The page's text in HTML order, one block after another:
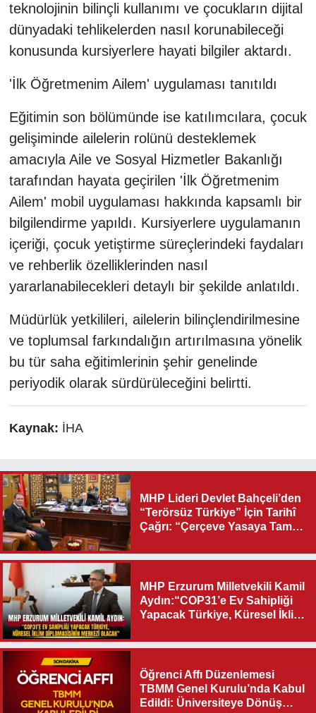
teknolojinin bilinçli kullanımı ve çocukların dijital
dünyadaki tehlikelerden nasıl korunabileceği
konusunda kursiyerlere hayati bilgiler aktardı.
'İlk Öğretmenim Ailem' uygulaması tanıtıldı
Eğitimin son bölümünde ise katılımcılara, çocuk
gelişiminde ailelerin rolünü desteklemek
amacıyla Aile ve Sosyal Hizmetler Bakanlığı
tarafından hayata geçirilen 'İlk Öğretmenim
Ailem' mobil uygulaması hakkında kapsamlı bir
bilgilendirme yapıldı. Kursiyerlere uygulamanın
içeriği, çocuk yetiştirme süreçlerindeki faydaları
ve rehberlik özelliklerinden nasıl
yararlanabilecekleri detaylı bir şekilde anlatıldı.
Müdürlük yetkilileri, ailelerin bilinçlendirilmesine
ve toplumsal farkındalığın artırılmasına yönelik
bu tür saha eğitimlerinin şehir genelinde
periyodik olarak sürdürüleceğini belirtti.
Kaynak: İHA
MHP Lideri Devlet Bahçeli’den
“Terörsüz Türkiye” İçin Tarihî
Çağrı: “Çerçeve Yasaya Tam
MHP Erzurum Milletvekili Kamil
Aydın:“COP31’e Ev Sahipliği
Yapacak Türkiye, Küresel İklim
Olacak"
Öğrenci Affı Düzenlemesi
TBMM Genel Kurulu’nda Kabul
Edildi: Üniversiteye Dönüş